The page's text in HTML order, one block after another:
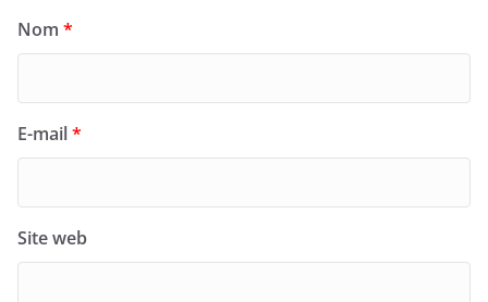
Nom *
E-mail*
Site web